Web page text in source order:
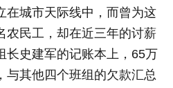
在城市天际线中，而曾为这
农民工，却在近三年的讨薪
长史建军的记账本上，65万
与其他四个班组的欠款汇总